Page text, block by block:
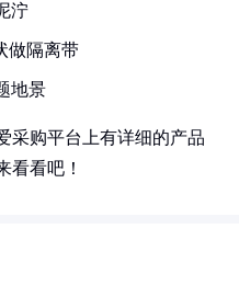
泞
做隔离带
地景
采购平台上有详细的产品
看看吧！